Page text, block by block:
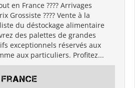
en France ???? Arrivages
Grossiste ???? Vente à la
du déstockage alimentaire
des palettes de grandes
exceptionnels réservés aux
aux particuliers. Profitez...